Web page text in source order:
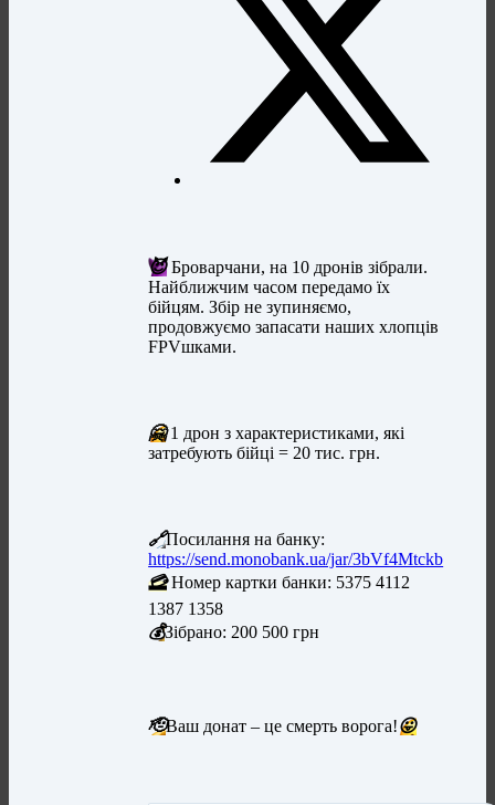
😈Броварчани, на 10 дронів зібрали.
Найближчим часом передамо їх
бійцям. Збір не зупиняємо,
продовжуємо запасати наших хлопців
FPVшками.
🤗1 дрон з характеристиками, які
затребують бійці = 20 тис. грн.
🔗Посилання на банку:
https://send.monobank.ua/jar/3bVf4Mtckb
💳Номер картки банки: 5375 4112
1387 1358
💰Зібрано: 200 500 грн
🫡Ваш донат – це смерть ворога!😛